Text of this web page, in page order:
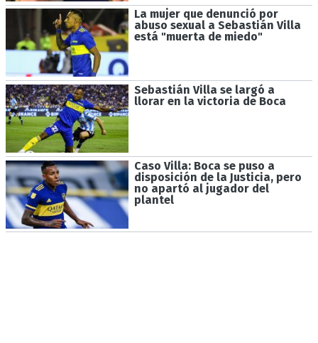
La mujer que denunció por
abuso sexual a Sebastián Villa
está "muerta de miedo"
Sebastián Villa se largó a
llorar en la victoria de Boca
Caso Villa: Boca se puso a
disposición de la Justicia, pero
no apartó al jugador del
plantel